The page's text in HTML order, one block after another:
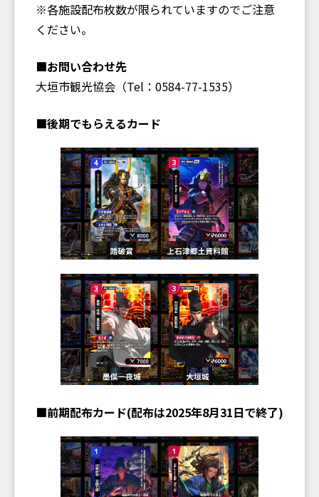
※各施設配布枚数が限られていますのでご注意
ください。
■お問い合わせ先
大垣市観光協会（Tel：0584-77-1535）
■後期でもらえるカード
■前期配布カード(配布は2025年8月31日で終了)